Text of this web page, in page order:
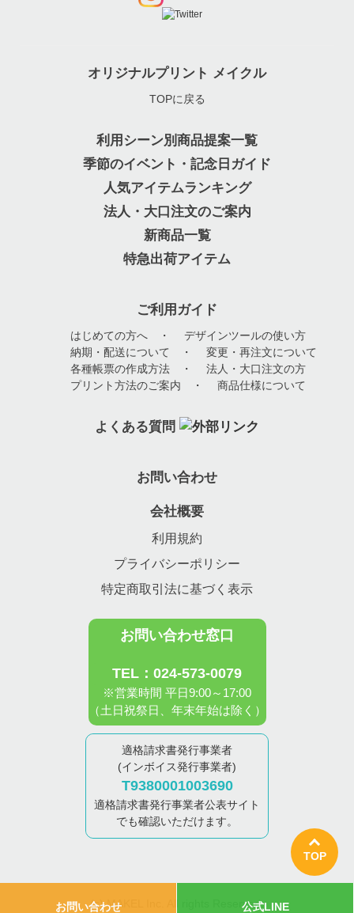
お問い合わせ 公式LINE
TOP
オリジナルプリント メイクル
TOPに戻る
利用シーン別商品提案一覧
季節のイベント・記念日ガイド
人気アイテムランキング
法人・大口注文のご案内
新商品一覧
特急出荷アイテム
ご利用ガイド
はじめての方へ ・ デザインツールの使い方
納期・配送について
・ 変更・再注文について
各種帳票の作成方法 ・ 法人・大口注文の方
プリント方法のご案内 ・ 商品仕様について
よくある質問
お問い合わせ
会社概要
利用規約
プライバシーポリシー
特定商取引法に基づく表示
お問い合わせ窓口
TEL：024-573-0079
※営業時間 平日9:00～17:00
（土日祝祭日、年末年始は除く）
適格請求書発行事業者
(インボイス発行事業者)
T9380001003690
適格請求書発行事業者公表サイト
でも確認いただけます。
(c) MAKEL Inc. All rights Reserved.